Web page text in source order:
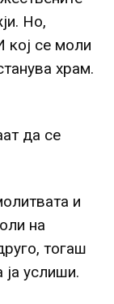
Но,
кој се моли
храм.
да се
и
на
тогаш
услиши.